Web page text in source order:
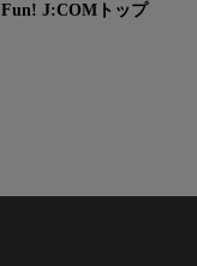
Fun! J:COMトップ